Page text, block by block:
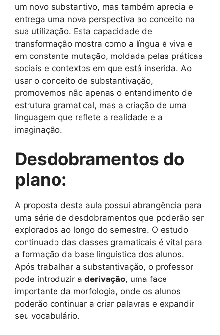
um novo substantivo, mas também aprecia e
entrega uma nova perspectiva ao conceito na
sua utilização. Esta capacidade de
transformação mostra como a língua é viva e
em constante mutação, moldada pelas práticas
sociais e contextos em que está inserida. Ao
usar o conceito de substantivação,
promovemos não apenas o entendimento de
estrutura gramatical, mas a criação de uma
linguagem que reflete a realidade e a
imaginação.
Desdobramentos do
plano:
A proposta desta aula possui abrangência para
uma série de desdobramentos que poderão ser
explorados ao longo do semestre. O estudo
continuado das classes gramaticais é vital para
a formação da base linguística dos alunos.
Após trabalhar a substantivação, o professor
pode introduzir a derivação, uma face
importante da morfologia, onde os alunos
poderão continuar a criar palavras e expandir
seu vocabulário.